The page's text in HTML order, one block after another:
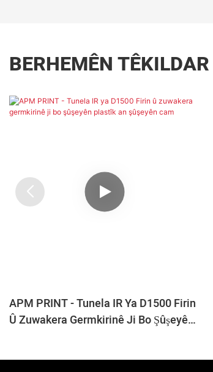
BERHEMÊN TÊKILDAR
APM PRINT - Tunela IR Ya D1500 Firin
Û Zuwakera Germkirinê Ji Bo Şûşeyên